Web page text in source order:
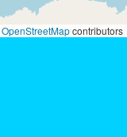
OpenStreetMapcontributors